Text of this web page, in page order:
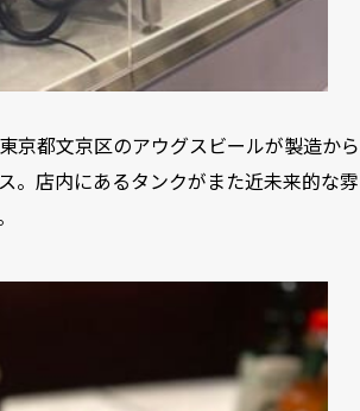
京都文京区のアウグスビールが製造から
。店内にあるタンクがまた近未来的な雰